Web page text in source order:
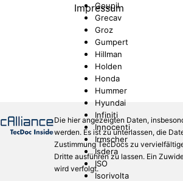
Goupil
Grecav
Groz
Gumpert
Hillman
Holden
Honda
Hummer
Hyundai
Infiniti
Innocenti
Irmscher
Isdera
ISO
Isorivolta
Impressum
Die hier angezeigten Daten,
werden. Es ist zu unterlassen, die
Zustimmung TecDocs zu
Dritte ausführen zu lassen. Ein
wird verfolgt.